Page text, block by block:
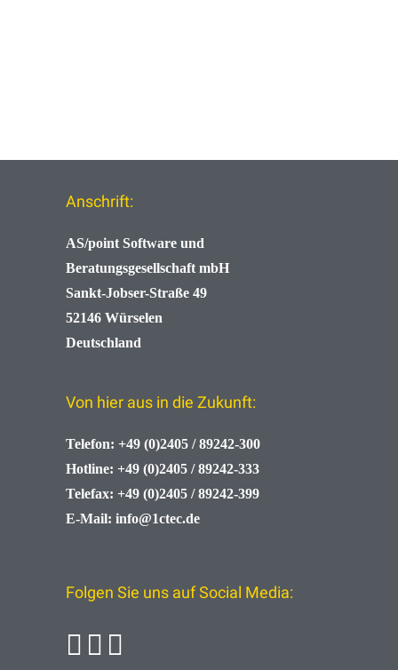
Anschrift:
AS/point Software und
Beratungsgesellschaft mbH
Sankt-Jobser-Straße 49
52146 Würselen
Deutschland
Von hier aus in die Zukunft:
Telefon: +49 (0)2405 / 89242-300
Hotline: +49 (0)2405 / 89242-333
Telefax: +49 (0)2405 / 89242-399
E-Mail: info@1ctec.de
Folgen Sie uns auf Social Media: